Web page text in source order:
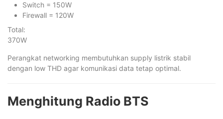
Switch = 150W
Firewall = 120W
Total:
370W
Perangkat networking membutuhkan supply listrik stabil
dengan low THD agar komunikasi data tetap optimal.
Menghitung Radio BTS